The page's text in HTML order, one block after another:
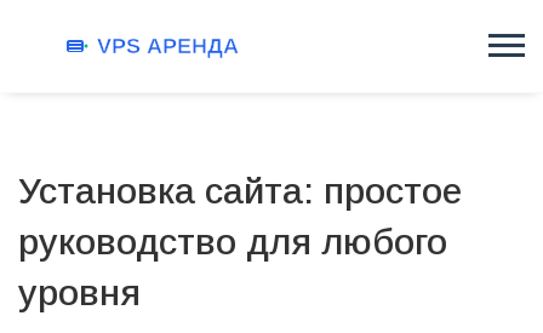
Установка сайта: простое
руководство для любого
уровня